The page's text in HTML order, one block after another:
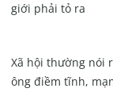
giới phải tỏ ra
Xã hội thường nói
ông điềm tĩnh,